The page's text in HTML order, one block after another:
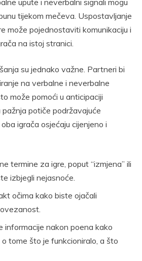
upute i neverbalni signali mogu
tijekom mečeva. Uspostavljanje
može pojednostaviti komunikaciju i
na istoj stranici.
su jednako važne. Partneri bi
na verbalne i neverbalne
može pomoći u anticipaciji
potiče podržavajuće
igrača osjećaju cijenjeno i
termine za igre, poput “izmjena” ili
izbjegli nejasnoće.
očima kako biste ojačali
informacije nakon poena kako
tome što je funkcioniralo, a što